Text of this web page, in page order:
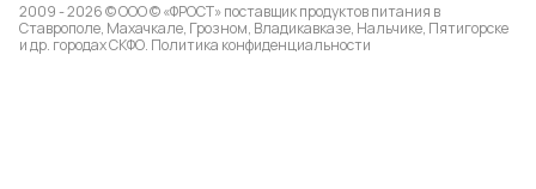
2009 - 2026 © ООО © «ФРОСТ» поставщик продуктов питания в
Ставрополе, Махачкале, Грозном, Владикавказе, Нальчике, Пятигорске
и др. городах СКФО. Политика конфиденциальности